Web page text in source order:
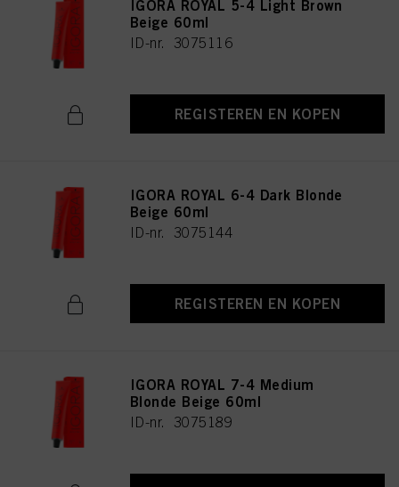
IGORA ROYAL 5-4 Light Brown
Beige 60ml
ID-nr. 3075116
REGISTEREN EN KOPEN
IGORA ROYAL 6-4 Dark Blonde
Beige 60ml
ID-nr. 3075144
REGISTEREN EN KOPEN
IGORA ROYAL 7-4 Medium
Blonde Beige 60ml
ID-nr. 3075189